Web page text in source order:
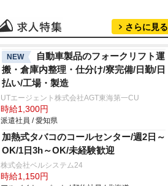
さらに見る
NEW
自動車製品のフォークリフト運
搬・倉庫内整理・仕分け/寮完備/日勤/日
払い/工場・製造
UTエージェント株式会社AGT東海第一CU
時給1,300円
派遣社員 / 愛知県
加熱式タバコのコールセンター/週2日～
OK/1日3h～OK/未経験歓迎
株式会社ベルシステム24
時給1,150円